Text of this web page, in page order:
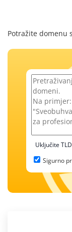
Potražite domenu
Uključite
Sigurno